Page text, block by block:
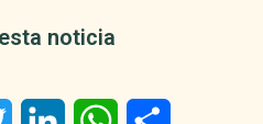
noticia
Twitter LinkedIn WhatsApp